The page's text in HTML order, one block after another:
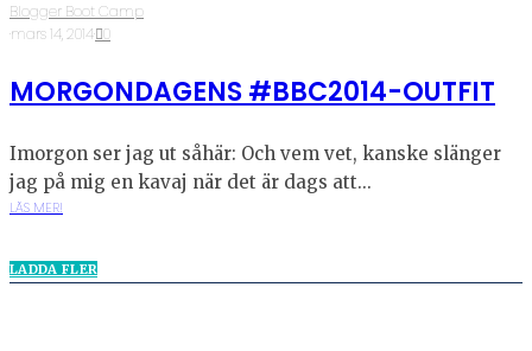
Blogger Boot Camp
·mars 14, 2014· 0
MORGONDAGENS #BBC2014-OUTFIT
Imorgon ser jag ut såhär: Och vem vet, kanske slänger
jag på mig en kavaj när det är dags att...
LÄS MER!
LADDA FLER